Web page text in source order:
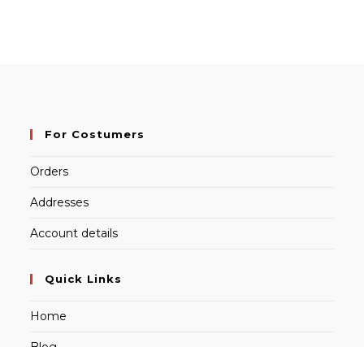
For Costumers
Orders
Addresses
Account details
Quick Links
Home